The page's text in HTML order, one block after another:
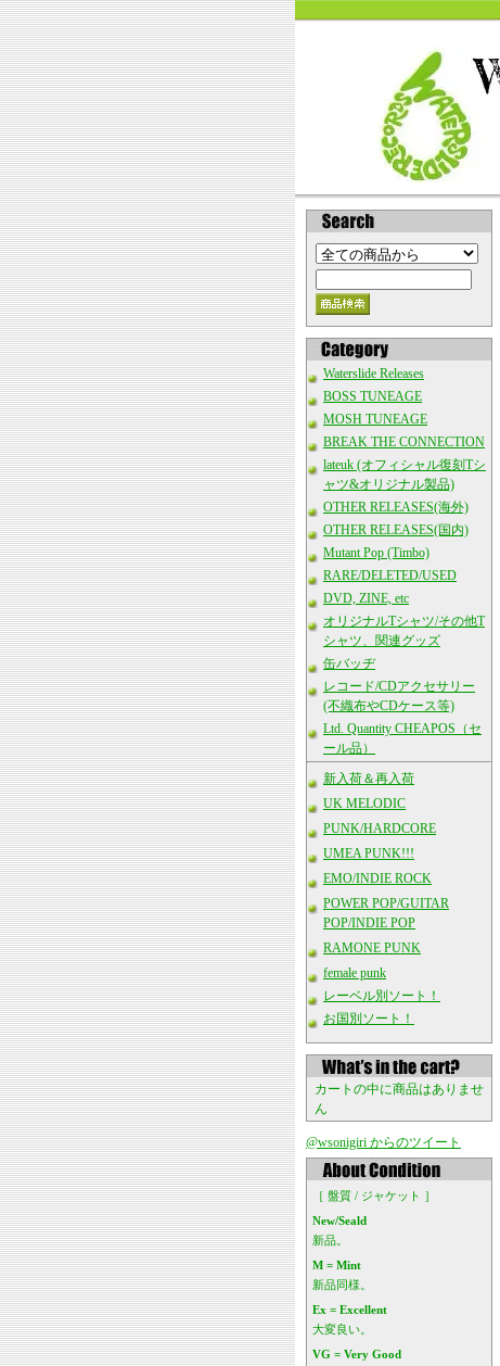
Waterslide Releases
BOSS TUNEAGE
MOSH TUNEAGE
BREAK THE CONNECTION
lateuk (オフィシャル復刻Tシ
ャツ&オリジナル製品)
OTHER RELEASES(海外)
OTHER RELEASES(国内)
Mutant Pop (Timbo)
RARE/DELETED/USED
DVD, ZINE, etc
オリジナルTシャツ/その他T
シャツ、関連グッズ
缶バッヂ
レコード/CDアクセサリー
(不織布やCDケース等)
Ltd. Quantity CHEAPOS（セ
ール品）
新入荷＆再入荷
UK MELODIC
PUNK/HARDCORE
UMEA PUNK!!!
EMO/INDIE ROCK
POWER POP/GUITAR
POP/INDIE POP
RAMONE PUNK
female punk
レーベル別ソート！
お国別ソート！
カートの中に商品はありませ
ん
@wsonigiri からのツイート
［ 盤質 / ジャケット ］
New/Seald
新品。
M = Mint
新品同様。
Ex = Excellent
大変良い。
VG = Very Good